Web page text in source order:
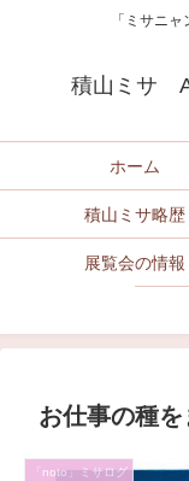
「ミサニ
積山ミサ
ホーム
積山ミサ略歴
展覧会の情報
お仕事の種を
「noto」ミサログ